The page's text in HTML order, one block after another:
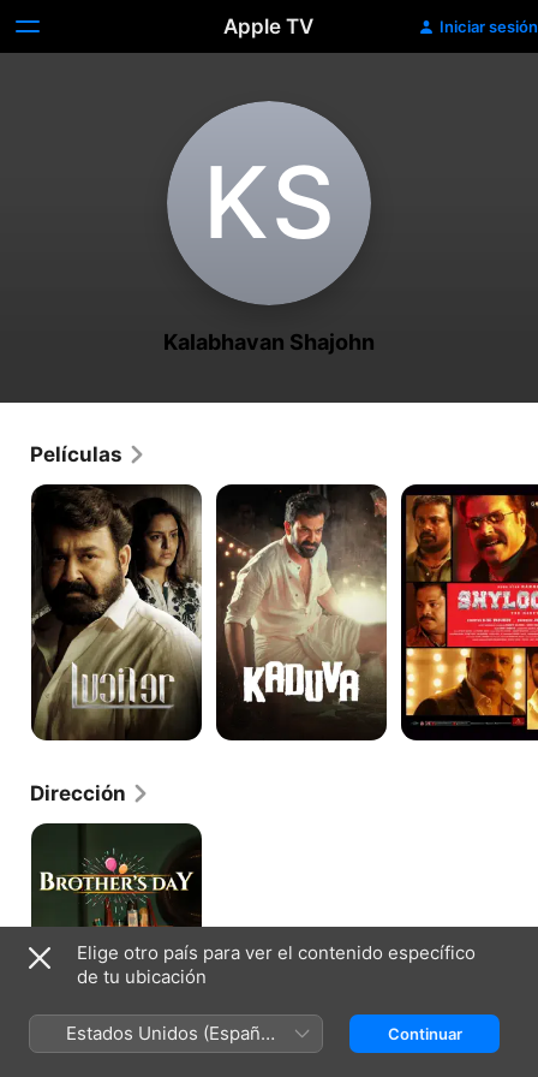
Apple TV Iniciar sesión
K‌S
Kalabhavan Shajohn
Películas
Lucifer Kaduva Shylock
Dirección
Brother's
Elige otro país para ver el contenido específico
de tu ubicación
Estados Unidos (Español
México)
Continuar